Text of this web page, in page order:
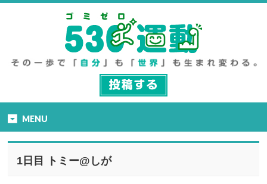
MENU
1日目 トミー@しが